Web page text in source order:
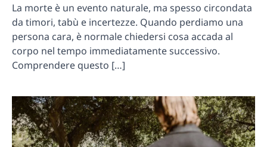
La morte è un evento naturale, ma spesso circondata
da timori, tabù e incertezze. Quando perdiamo una
persona cara, è normale chiedersi cosa accada al
corpo nel tempo immediatamente successivo.
Comprendere questo […]